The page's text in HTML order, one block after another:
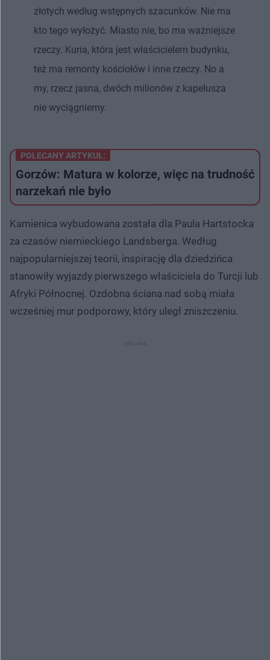
złotych według wstępnych szacunków. Nie ma
kto tego wyłożyć. Miasto nie, bo ma ważniejsze
rzeczy. Kuria, która jest właścicielem budynku,
też ma remonty kościołów i inne rzeczy. No a
my, rzecz jasna, dwóch milionów z kapelusza
nie wyciągniemy.
POLECANY ARTYKUŁ:
Gorzów: Matura w kolorze, więc na trudność
narzekań nie było
Kamienica wybudowana została dla Paula Hartstocka
za czasów niemieckiego Landsberga. Według
najpopularniejszej teorii, inspirację dla dziedzińca
stanowiły wyjazdy pierwszego właściciela do Turcji lub
Afryki Północnej. Ozdobna ściana nad sobą miała
wcześniej mur podporowy, który uległ zniszczeniu.